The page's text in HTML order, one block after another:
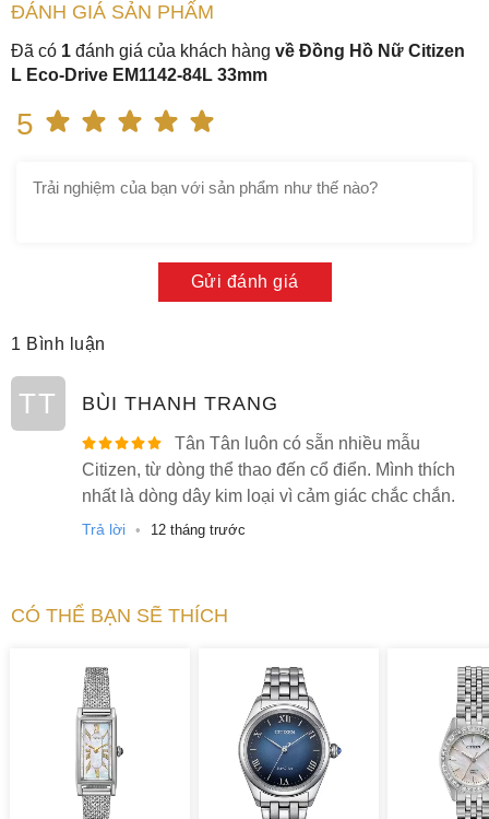
ĐÁNH GIÁ SẢN PHẤM
Đã có 1 đánh giá của khách hàng về Đồng Hồ Nữ Citizen
L Eco-Drive EM1142-84L 33mm
5
Gửi đánh giá
1 Bình luận
TT BÙI THANH TRANG
Tân Tân luôn có sẵn nhiều mẫu
Citizen, từ dòng thể thao đến cổ điển. Mình thích
nhất là dòng dây kim loại vì cảm giác chắc chắn.
Trả lời • 12 tháng trước
CÓ THỂ BẠN SẼ THÍCH